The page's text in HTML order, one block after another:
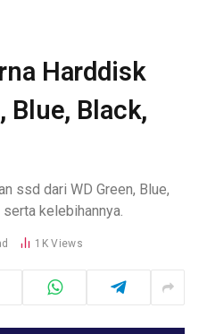
Harddisk
Blue, Black,
ssd dari WD Green, Blue,
kelebihannya.
1KViews